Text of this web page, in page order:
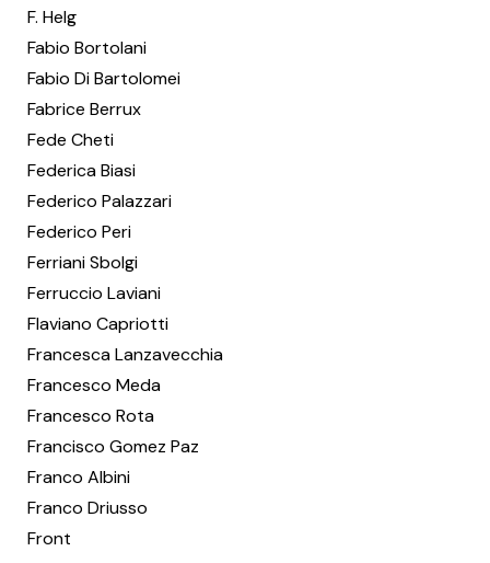
F. Helg
Fabio Bortolani
Fabio Di Bartolomei
Fabrice Berrux
Fede Cheti
Federica Biasi
Federico Palazzari
Federico Peri
Ferriani Sbolgi
Ferruccio Laviani
Flaviano Capriotti
Francesca Lanzavecchia
Francesco Meda
Francesco Rota
Francisco Gomez Paz
Franco Albini
Franco Driusso
Front